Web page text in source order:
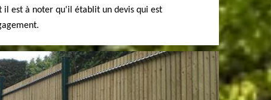
il est à noter qu'il établit un devis qui est